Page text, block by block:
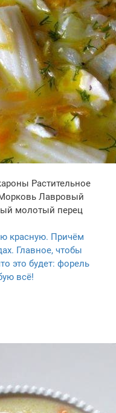
Растительное
Лавровый
молотый перец
красную. Причём
Главное, чтобы
это будет: форель
всё!